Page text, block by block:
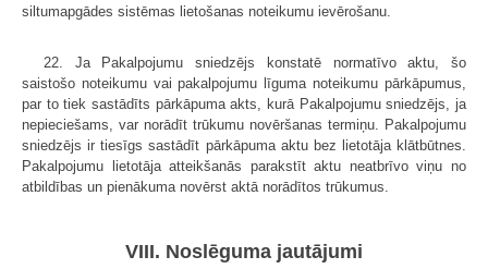
siltumapgādes sistēmas lietošanas noteikumu ievērošanu.
22. Ja Pakalpojumu sniedzējs konstatē normatīvo aktu, šo
saistošo noteikumu vai pakalpojumu līguma noteikumu pārkāpumus,
par to tiek sastādīts pārkāpuma akts, kurā Pakalpojumu sniedzējs, ja
nepieciešams, var norādīt trūkumu novēršanas termiņu. Pakalpojumu
sniedzējs ir tiesīgs sastādīt pārkāpuma aktu bez lietotāja klātbūtnes.
Pakalpojumu lietotāja atteikšanās parakstīt aktu neatbrīvo viņu no
atbildības un pienākuma novērst aktā norādītos trūkumus.
VIII. Noslēguma jautājumi